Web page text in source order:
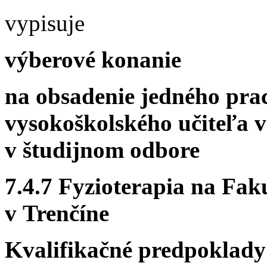
vypisuje
výberové konanie
na obsadenie jedného
vysokoškolského učiteľa
v študijnom odbore
7.4.7 Fyzioterapia na
v Trenčíne
Kvalifikačné